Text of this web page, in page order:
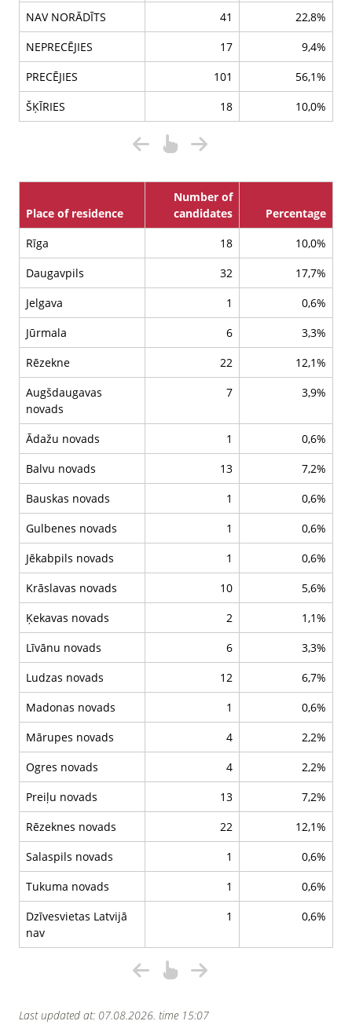
NAV NORĀDĪTS
41
22,8%
NEPRECĒJIES
17
9,4%
PRECĒJIES
101
56,1%
ŠĶĪRIES
18 10,0%
Place of residence
Number of
candidates
Percentage
Rīga
18
10,0%
Daugavpils
32
17,7%
Jelgava
1
0,6%
Jūrmala
6
3,3%
Rēzekne
22
12,1%
Augšdaugavas
novads
7 3,9%
Ādažu novads 1
0,6%
Balvu novads
13
7,2%
Bauskas novads
1
0,6%
Gulbenes novads
1
0,6%
Jēkabpils novads
1
0,6%
Krāslavas novads
10
5,6%
Ķekavas novads
2
1,1%
Līvānu novads
6
3,3%
Ludzas novads
12
6,7%
Madonas novads
1
0,6%
Mārupes novads
4
2,2%
Ogres novads
4
2,2%
Preiļu novads
13
7,2%
Rēzeknes novads
22
12,1%
Salaspils novads
1
0,6%
Tukuma novads
1
0,6%
Dzīvesvietas Latvijā
nav
1 0,6%
Last updated at: 07.08.2026. time 15:07